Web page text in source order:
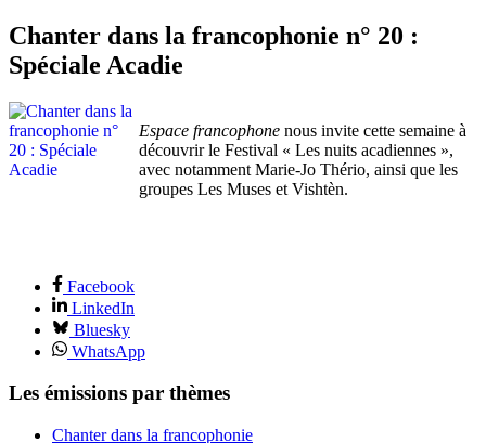
Chanter dans la francophonie n° 20 :
Spéciale Acadie
Espace francophone nous invite cette semaine à
découvrir le Festival « Les nuits acadiennes »,
avec notamment Marie-Jo Thério, ainsi que les
groupes Les Muses et Vishtèn.
Facebook
LinkedIn
Bluesky
WhatsApp
Les émissions par thèmes
Chanter dans la francophonie